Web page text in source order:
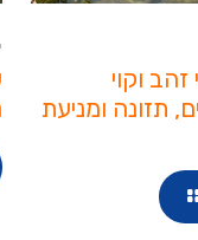
וקוי
תזונה ומניעת